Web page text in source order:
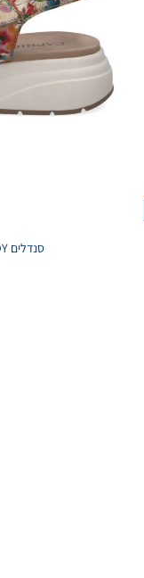
סנדלים KANDY עם אבזם סקוטש בעיצוב פרחוני